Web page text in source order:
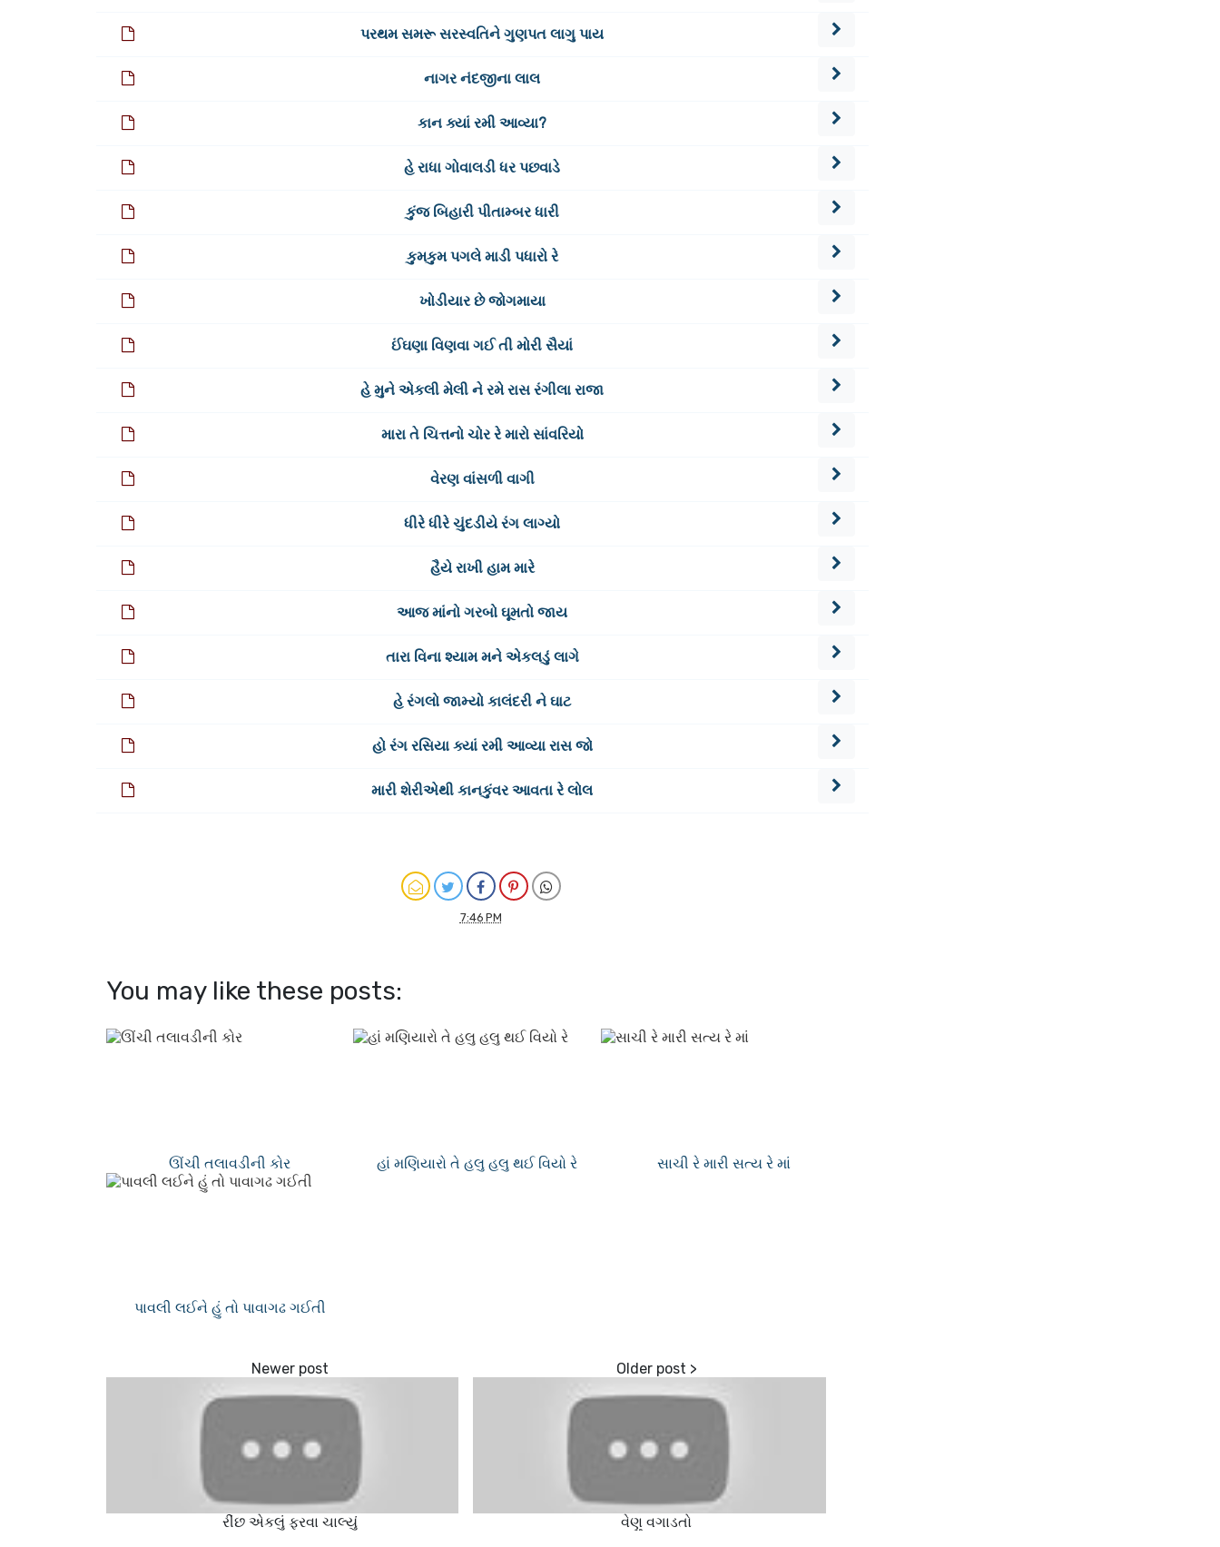
પરથમ સમરૂ સરસ્વતિને ગુણપત લાગુ પાય
નાગર નંદજીના લાલ
કાન ક્યાં રમી આવ્યા?
હે રાધા ગોવાલડી ધર પછવાડે
કુંજ બિહારી પીતામ્બર ધારી
કુમકુમ પગલે માડી પધારો રે
ખોડીયાર છે જોગમાયા
ઈંઘણા વિણવા ગઈ તી મોરી સૈયાં
હે મુને એકલી મેલી ને રમે રાસ રંગીલા રાજા
મારા તે ચિત્તનો ચોર રે મારો સાંવરિયો
વેરણ વાંસળી વાગી
ધીરે ધીરે ચુંદડીયે રંગ લાગ્યો
હૈયે રાખી હામ મારે
આજ માંનો ગરબો ઘૂમતો જાય
તારા વિના શ્યામ મને એકલડું લાગે
હે રંગલો જામ્યો કાલંદરી ને ઘાટ
હો રંગ રસિયા ક્યાં રમી આવ્યા રાસ જો
મારી શેરીએથી કાનકુંવર આવતા રે લોલ
7:46 PM
You may like these posts:
ઊંચી તલાવડીની કોર હાં મણિયારો તે હલુ હલુ થઈ વિયો રે સાચી રે મારી સત્ય રે માં
પાવલી લઈને હું તો પાવાગઢ ગઈતી
રીંછ એકલું ફરવા ચાલ્યું વેણુ વગાડતો